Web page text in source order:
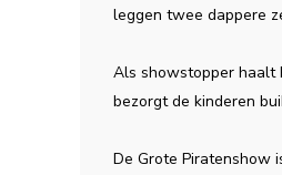
leggen twee dappere
Als showstopper haalt
bezorgt de kinderen
De Grote Piratenshow